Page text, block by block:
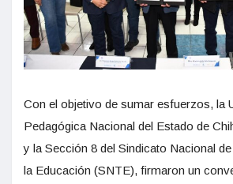
Con el objetivo de sumar esfuerzos, la
Pedagógica Nacional del Estado de
y la Sección 8 del Sindicato Nacional
la Educación (SNTE), firmaron un